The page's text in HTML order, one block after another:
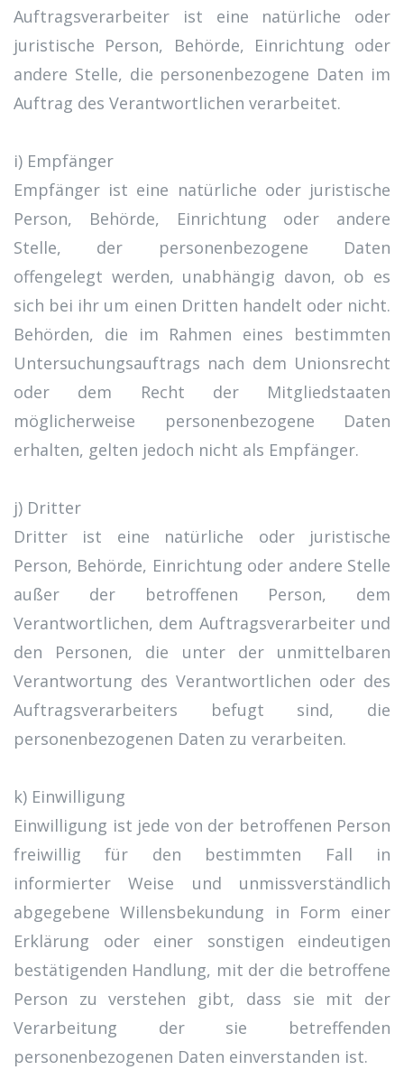
Auftragsverarbeiter ist eine natürliche oder
juristische Person, Behörde, Einrichtung oder
andere Stelle, die personenbezogene Daten im
Auftrag des Verantwortlichen verarbeitet.
i) Empfänger
Empfänger ist eine natürliche oder juristische
Person, Behörde, Einrichtung oder andere
Stelle, der personenbezogene Daten
offengelegt werden, unabhängig davon, ob es
sich bei ihr um einen Dritten handelt oder nicht.
Behörden, die im Rahmen eines bestimmten
Untersuchungsauftrags nach dem Unionsrecht
oder dem Recht der Mitgliedstaaten
möglicherweise personenbezogene Daten
erhalten, gelten jedoch nicht als Empfänger.
j) Dritter
Dritter ist eine natürliche oder juristische
Person, Behörde, Einrichtung oder andere Stelle
außer der betroffenen Person, dem
Verantwortlichen, dem Auftragsverarbeiter und
den Personen, die unter der unmittelbaren
Verantwortung des Verantwortlichen oder des
Auftragsverarbeiters befugt sind, die
personenbezogenen Daten zu verarbeiten.
k) Einwilligung
Einwilligung ist jede von der betroffenen Person
freiwillig für den bestimmten Fall in
informierter Weise und unmissverständlich
abgegebene Willensbekundung in Form einer
Erklärung oder einer sonstigen eindeutigen
bestätigenden Handlung, mit der die betroffene
Person zu verstehen gibt, dass sie mit der
Verarbeitung der sie betreffenden
personenbezogenen Daten einverstanden ist.